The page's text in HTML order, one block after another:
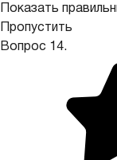
Показать
Пропустить
Вопрос 14.